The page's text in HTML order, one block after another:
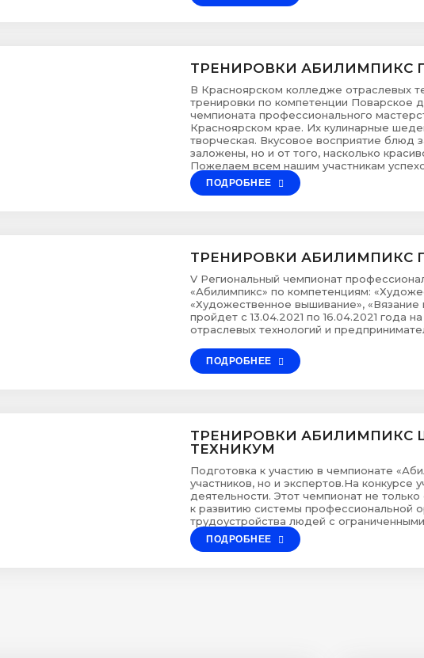
ТРЕНИРОВКИ АБИЛИМПИКС
В Красноярском колледже отраслевых
тренировки по компетенции Поварское
чемпионата профессионального
Красноярском крае. Их кулинарные
творческая. Вкусовое восприятие блюд
заложены, но и от того, насколько
Пожелаем всем нашим участникам
ПОДРОБНЕЕ
ТРЕНИРОВКИ АБИЛИМПИКС
V Региональный чемпионат
«Абилимпикс» по компетенциям:
«Художественное вышивание», «Вязание
пройдет с 13.04.2021 по 16.04.2021
отраслевых технологий и
ПОДРОБНЕЕ
ТРЕНИРОВКИ АБИЛИМПИКС
ТЕХНИКУМ
Подготовка к участию в чемпионате
участников, но и экспертов.На конкурсе
деятельности. Этот чемпионат не
к развитию системы профессиональной
трудоустройства людей с
ПОДРОБНЕЕ